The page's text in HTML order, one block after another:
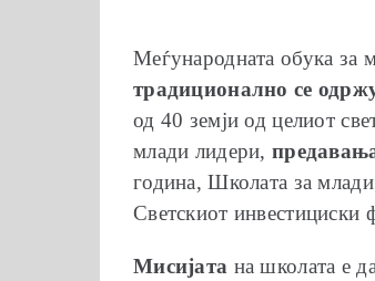
Меѓународната обука за
традиционално се
од 40 земји од целиот
млади лидери,
година, Школата за
Светскиот инвестициски
Мисијата на школата е